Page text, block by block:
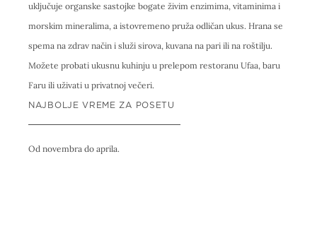
uključuje organske sastojke bogate živim enzimima, vitaminima i
morskim mineralima, a istovremeno pruža odličan ukus. Hrana se
spema na zdrav način i služi sirova, kuvana na pari ili na roštilju.
Možete probati ukusnu kuhinju u prelepom restoranu Ufaa, baru
Faru ili uživati u privatnoj večeri.
NAJBOLJE VREME ZA POSETU
Od novembra do aprila.